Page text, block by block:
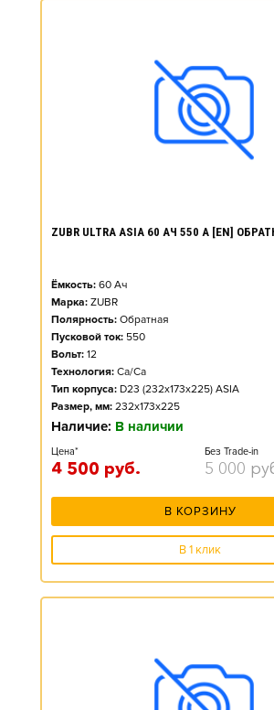
ZUBR ULTRA ASIA 60 АЧ 550 А [EN]
Ёмкость: 60 Ач
Марка: ZUBR
Полярность: Обратная
Пусковой ток: 550
Вольт: 12
Технология: Ca/Ca
Тип корпуса: D23 (232x173x225) ASIA
Размер, мм: 232x173x225
Наличие: В наличии
Цена*
4 500 руб.
Без Trade-in
5 000
В КОРЗИНУ
В 1 клик